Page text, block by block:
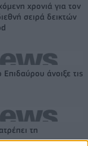
χρονιά για τον
σειρά δεικτών
άνοιξε τις
τη